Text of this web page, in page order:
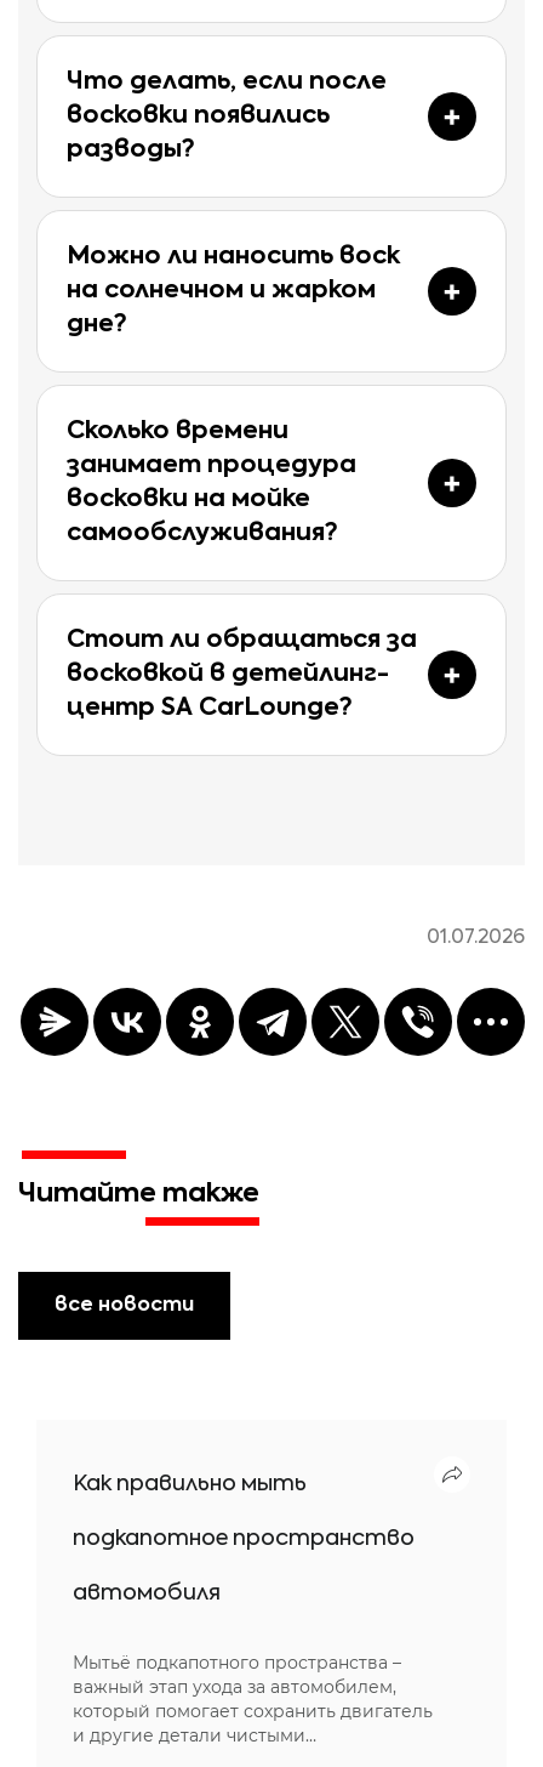
Что делать, если после
восковки появились
разводы?
Можно ли наносить воск
на солнечном и жарком
дне?
Сколько времени
занимает процедура
восковки на мойке
самообслуживания?
Стоит ли обращаться за
восковкой в детейлинг-
центр SA CarLounge?
01.07.2026
Читайте также
все новости
Как правильно мыть
подкапотное пространство
автомобиля
Мытьё подкапотного пространства –
важный этап ухода за автомобилем,
который помогает сохранить двигатель
и другие детали чистыми…